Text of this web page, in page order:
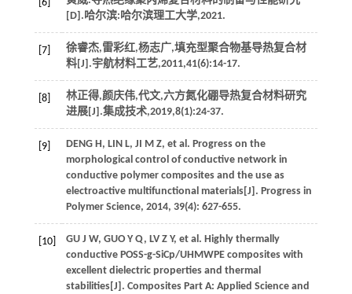
[6]
[D].哈尔滨:哈尔滨理工大学,2021.
[7]
徐睿杰,雷彩红,杨志广,填充型聚合物基导热复合材
料[J].宇航材料工艺,2011,41(6):14-17.
[8]
林正得,颜庆伟,代文,六方氮化硼导热复合材料研究
进展[J].集成技术,2019,8(1):24-37.
[9] DENG H, LIN L, JI M Z, et al. Progress on the
morphological control of conductive network in
conductive polymer composites and the use as
electroactive multifunctional materials[J]. Progress in
Polymer Science, 2014, 39(4): 627-655.
[10] GU J W, GUO Y Q, LV Z Y, et al. Highly thermally
conductive POSS-g-SiCp/UHMWPE composites with
excellent dielectric properties and thermal
stabilities[J]. Composites Part A: Applied Science and